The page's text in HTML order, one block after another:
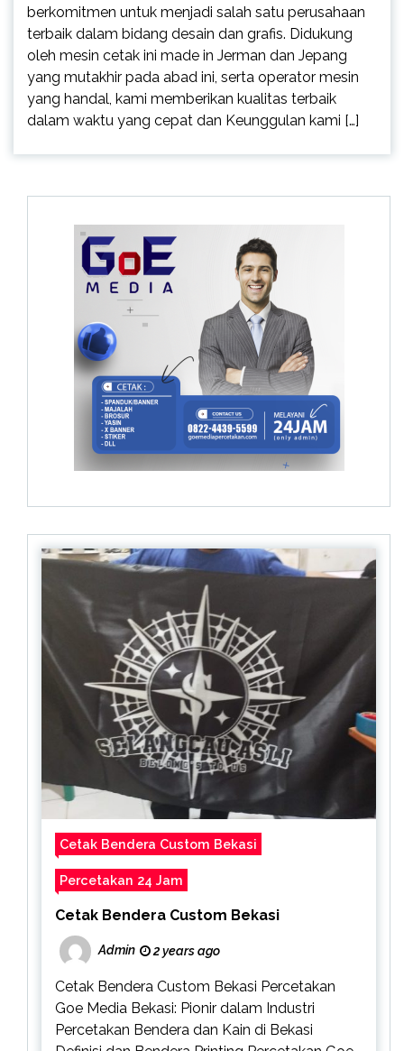
berkomitmen untuk menjadi salah satu perusahaan
terbaik dalam bidang desain dan grafis. Didukung
oleh mesin cetak ini made in Jerman dan Jepang
yang mutakhir pada abad ini, serta operator mesin
yang handal, kami memberikan kualitas terbaik
dalam waktu yang cepat dan Keunggulan kami […]
Cetak Bendera Custom Bekasi
Percetakan 24 Jam
Cetak Bendera Custom Bekasi
Admin 2 years ago
Cetak Bendera Custom Bekasi Percetakan
Goe Media Bekasi: Pionir dalam Industri
Percetakan Bendera dan Kain di Bekasi